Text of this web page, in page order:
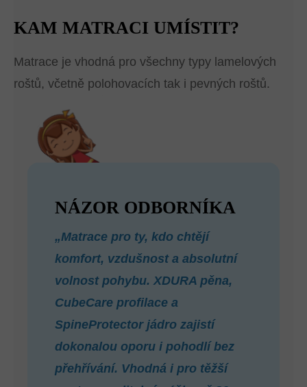
KAM MATRACI UMÍSTIT?
Matrace je vhodná pro všechny typy lamelových
roštů, včetně polohovacích tak i pevných roštů.
NÁZOR ODBORNÍKA
„Matrace pro ty, kdo chtějí
komfort, vzdušnost a absolutní
volnost pohybu. XDURA pěna,
CubeCare profilace a
SpineProtector jádro zajistí
dokonalou oporu i pohodlí bez
přehřívání. Vhodná i pro těžší